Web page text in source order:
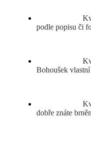
podle popisu či
Bohoušek
dobře znáte